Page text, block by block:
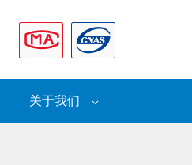
关于我们